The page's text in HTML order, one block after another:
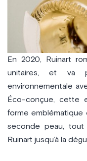
En 2020, Ruinart
unitaires, et va
environnementale
Éco-conçue, cette
forme emblématique
seconde peau, tout
Ruinart jusqu’à la